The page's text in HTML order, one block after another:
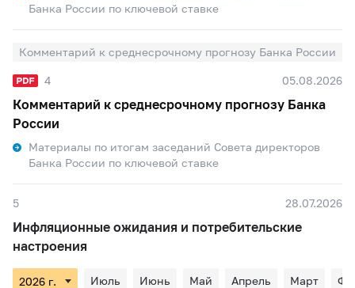
Банка России по ключевой ставке
Комментарий к среднесрочному прогнозу Банка России
4 05.08.2026
Комментарий к среднесрочному прогнозу Банка
России
Материалы по итогам заседаний Совета директоров
Банка России по ключевой ставке
5 28.07.2026
Инфляционные ожидания и потребительские
настроения
Июль Июнь Май Апрель Март